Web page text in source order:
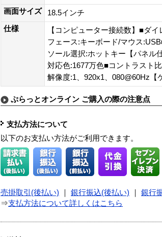
画面サイズ
18.5インチ
仕様
【コンピューター接続数】■ダ
フェース:キーボード/マウス
ソール選択:ホットキー【パネル
対応色:1677万色■コントラスト
解像度:1、920x1、080@60Hz
ぷらっとオンライン ご購入の際の注意点
支払方法について
以下のお支払い方法がご利用できます。
売掛取引(後払い) 銀行振込(後払い) 銀行
⇒支払方法について詳しくはこちら